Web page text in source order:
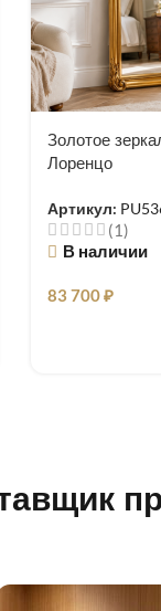
Золотое
Лоренцо
Артикул:
(1)
В наличии
83 700₽